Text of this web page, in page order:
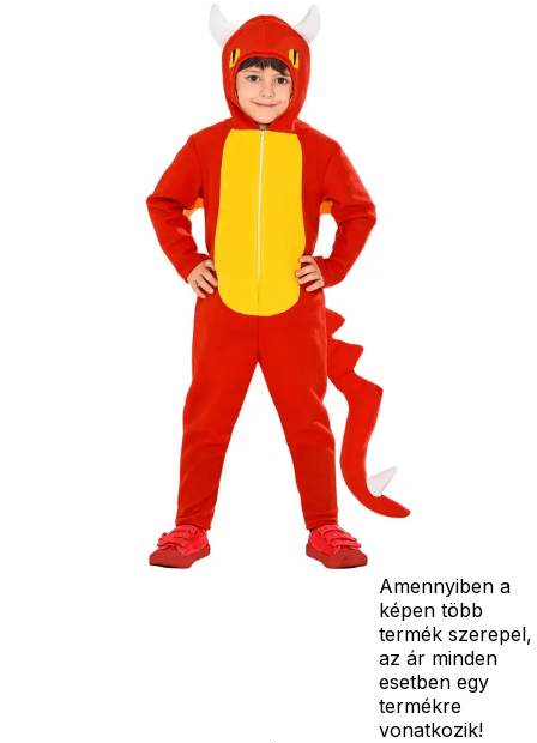
Egyéb
paróka, kesztyű,
kardok, kemény
varázspálca,
seprű, szakáll,
bajusz, műanyag
Amennyiben a
képen több
termék szerepel,
az ár minden
esetben egy
termékre
vonatkozik!